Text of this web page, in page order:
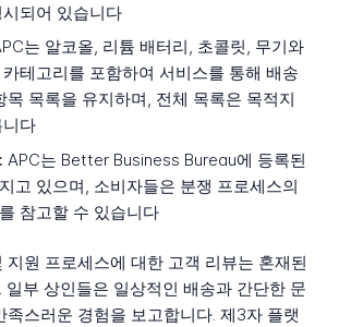
되어 있습니다
는 알코올, 리튬 배터리, 초콜릿, 무기와
테고리를 포함하여 서비스를 통해 배송
목 목록을 유지하며, 전체 목록은 목적지
다
APC는 Better Business Bureau에 등록된
고 있으며, 소비자들은 분쟁 프로세스의
참고할 수 있습니다
지원 프로세스에 대한 고객 리뷰는 혼재된
일부 상인들은 일상적인 배송과 간단한 문
족스러운 경험을 보고합니다. 제3자 플랫